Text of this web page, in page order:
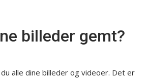
billeder gemt?
alle dine billeder og videoer. Det er